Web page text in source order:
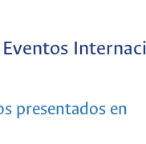
presentados en